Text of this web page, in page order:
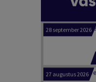
27 augustus 2026
17 september 2026